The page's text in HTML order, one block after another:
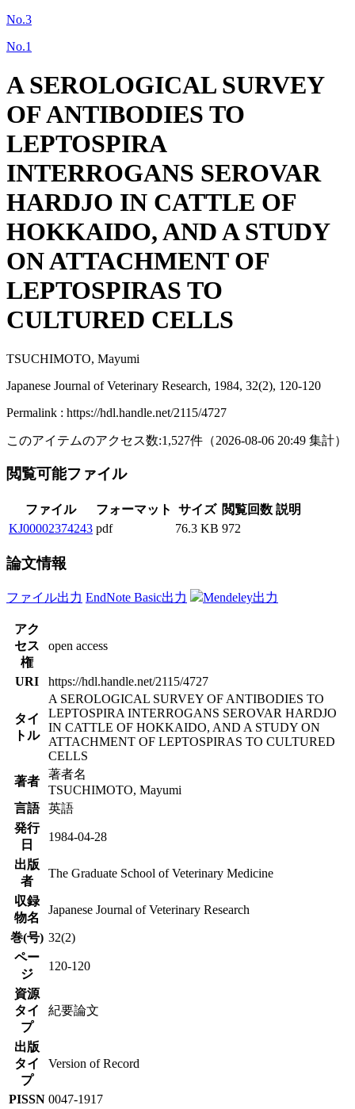
No.3
No.1
A SEROLOGICAL SURVEY
OF ANTIBODIES TO
LEPTOSPIRA
INTERROGANS SEROVAR
HARDJO IN CATTLE OF
HOKKAIDO, AND A STUDY
ON ATTACHMENT OF
LEPTOSPIRAS TO
CULTURED CELLS
TSUCHIMOTO, Mayumi
Japanese Journal of Veterinary Research, 1984, 32(2), 120-120
Permalink : https://hdl.handle.net/2115/4727
このアイテムのアクセス数:1,527件 （2026-08-06 20:49 集計）
閲覧可能ファイル
ファイル フォーマット サイズ 閲覧回数 説明
KJ00002374243 pdf 76.3 KB 972
論文情報
ファイル出力 EndNote Basic出力 Mendeley出力
アク
セス
権
open access
URI https://hdl.handle.net/2115/4727
タイ
トル
A SEROLOGICAL SURVEY OF ANTIBODIES TO
LEPTOSPIRA INTERROGANS SEROVAR HARDJO
IN CATTLE OF HOKKAIDO, AND A STUDY ON
ATTACHMENT OF LEPTOSPIRAS TO CULTURED
CELLS
著者
著者名
TSUCHIMOTO, Mayumi
言語
英語
発行
日
1984-04-28
出版
者
The Graduate School of Veterinary Medicine
収録
物名
Japanese Journal of Veterinary Research
巻(号) 32(2)
ペー
ジ
120-120
資源
タイ
プ
紀要論文
出版
タイ
プ
Version of Record
PISSN 0047-1917